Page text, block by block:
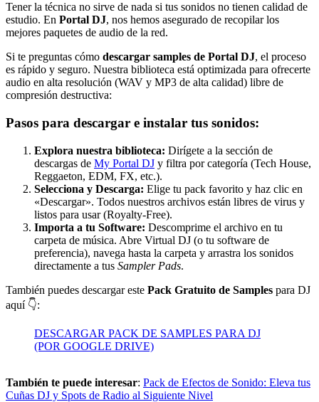
Tener la técnica no sirve de nada si tus sonidos no tienen calidad de
estudio. En Portal DJ, nos hemos asegurado de recopilar los
mejores paquetes de audio de la red.
Si te preguntas cómo descargar samples de Portal DJ, el proceso
es rápido y seguro. Nuestra biblioteca está optimizada para ofrecerte
audio en alta resolución (WAV y MP3 de alta calidad) libre de
compresión destructiva:
Pasos para descargar e instalar tus sonidos:
Explora nuestra biblioteca: Dirígete a la sección de
descargas de My Portal DJ y filtra por categoría (Tech House,
Reggaeton, EDM, FX, etc.).
Selecciona y Descarga: Elige tu pack favorito y haz clic en
«Descargar». Todos nuestros archivos están libres de virus y
listos para usar (Royalty-Free).
Importa a tu Software: Descomprime el archivo en tu
carpeta de música. Abre Virtual DJ (o tu software de
preferencia), navega hasta la carpeta y arrastra los sonidos
directamente a tus Sampler Pads.
También puedes descargar este Pack Gratuito de Samples para DJ
aquí 👇:
DESCARGAR PACK DE SAMPLES PARA DJ
(POR GOOGLE DRIVE)
También te puede interesar: Pack de Efectos de Sonido: Eleva tus
Cuñas DJ y Spots de Radio al Siguiente Nivel